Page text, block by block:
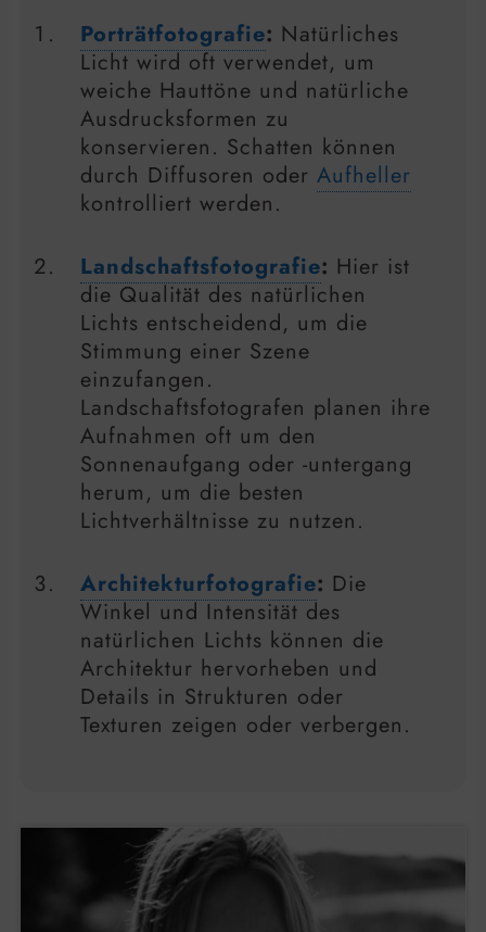
Porträtfotografie: Natürliches
Licht wird oft verwendet, um
weiche Hauttöne und natürliche
Ausdrucksformen zu
konservieren. Schatten können
durch Diffusoren oder Aufheller
kontrolliert werden.
Landschaftsfotografie: Hier ist
die Qualität des natürlichen
Lichts entscheidend, um die
Stimmung einer Szene
einzufangen.
Landschaftsfotografen planen ihre
Aufnahmen oft um den
Sonnenaufgang oder -untergang
herum, um die besten
Lichtverhältnisse zu nutzen.
Architekturfotografie: Die
Winkel und Intensität des
natürlichen Lichts können die
Architektur hervorheben und
Details in Strukturen oder
Texturen zeigen oder verbergen.